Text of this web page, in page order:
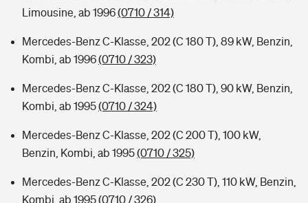
Limousine, ab 1996(0710 / 314)
Mercedes-Benz C-Klasse, 202 (C 180 T), 89 kW, Benzin,
Kombi, ab 1996(0710 / 323)
Mercedes-Benz C-Klasse, 202 (C 180 T), 90 kW, Benzin,
Kombi, ab 1995(0710 / 324)
Mercedes-Benz C-Klasse, 202 (C 200 T), 100 kW,
Benzin, Kombi, ab 1995(0710 / 325)
Mercedes-Benz C-Klasse, 202 (C 230 T), 110 kW, Benzin,
Kombi, ab 1995(0710 / 326)